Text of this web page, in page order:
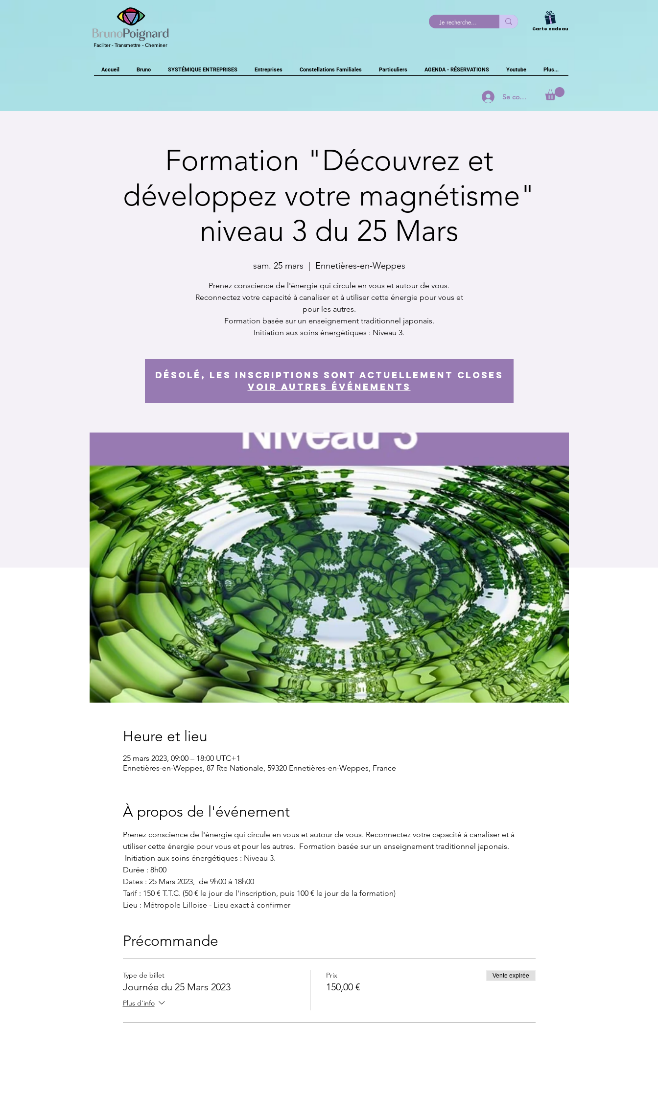
Faciliter - Transmettre - Cheminer
Carte cadeau
Accueil Bruno SYSTÉMIQUE ENTREPRISES Entreprises Constellations Familiales Particuliers AGENDA - RÉSERVATIONS Youtube Plus...
Se connecter
Formation "Découvrez et
développez votre magnétisme"
niveau 3 du 25 Mars
sam. 25 mars Ennetières-en-Weppes
Prenez conscience de l'énergie qui circule en vous et autour de vous.
Reconnectez votre capacité à canaliser et à utiliser cette énergie pour vous et
pour les autres.
Formation basée sur un enseignement traditionnel japonais.
Initiation aux soins énergétiques : Niveau 3.
Désolé, les inscriptions sont actuellement closes
Voir autres événements
Heure et lieu
25 mars 2023, 09:00 – 18:00 UTC+1
Ennetières-en-Weppes, 87 Rte Nationale, 59320 Ennetières-en-Weppes, France
À propos de l'événement
Prenez conscience de l'énergie qui circule en vous et autour de vous. Reconnectez votre capacité à canaliser et à
utiliser cette énergie pour vous et pour les autres.  Formation basée sur un enseignement traditionnel japonais.
Initiation aux soins énergétiques : Niveau 3.
Durée : 8h00
Dates : 25 Mars 2023,  de 9h00 à 18h00
Tarif : 150 € T.T.C. (50 € le jour de l'inscription, puis 100 € le jour de la formation)
Lieu : Métropole Lilloise - Lieu exact à confirmer
Précommande
Type de billet
Journée du 25 Mars 2023
Plus d'info
Prix
150,00 €
Vente expirée